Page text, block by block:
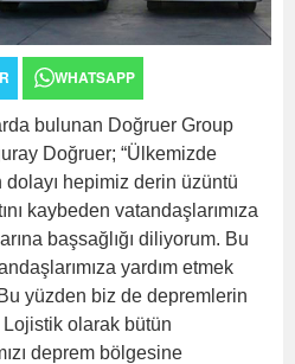
WHATSAPP
bulunan Doğruer Group
Doğruer; “Ülkemizde
hepimiz derin üzüntü
kaybeden vatandaşlarımıza
başsağlığı diliyorum. Bu
yardım etmek
yüzden biz de depremlerin
Lojistik olarak bütün
deprem bölgesine